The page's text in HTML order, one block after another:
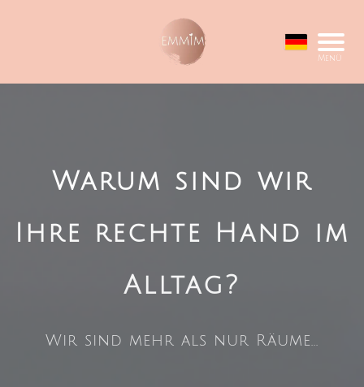
Menü
Warum sind wir
Ihre rechte Hand im
Alltag?
Wir sind mehr als nur Räume...